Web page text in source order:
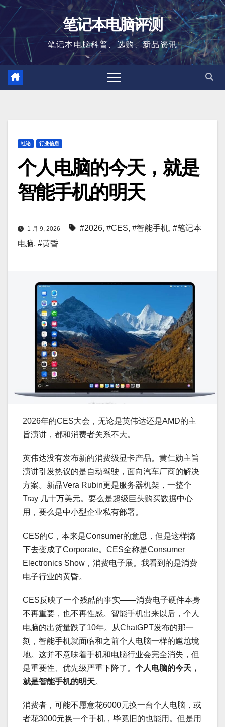
跳
至
笔记本电脑评测
笔记本电脑科普、选购、新品资讯
社论 行业信息
个人电脑的今天，就是
智能手机的明天
1 月 9, 2026 #2026, #CES, #智能手机, #笔记本
电脑, #黄昏
2026年的CES大会，无论是英伟达还是AMD的主
旨演讲，都和消费者关系不大。
英伟达没有发布新的消费级显卡产品。黄仁勋主旨
演讲引发热议的是自动驾驶，面向汽车厂商的解决
方案。新品Vera Rubin更是服务器机架，一整个
Tray 几十万美元。要么是超级巨头购买数据中心
用，要么是中小型企业私有部署。
CES的C，本来是Consumer的意思，但是这样搞
下去变成了Corporate。CES全称是Consumer
Electronics Show，消费电子展。我看到的是消费
电子行业的黄昏。
CES反映了一个残酷的事实——消费电子硬件本身
不再重要，也不再性感。智能手机出来以后，个人
电脑的出货量跌了10年。从ChatGPT发布的那一
刻，智能手机就面临和之前个人电脑一样的尴尬境
地。这并不意味着手机和电脑行业会完全消失，但
是重要性、优先级严重下降了。 个人电脑的今天，
就是智能手机的明天。
消费者，可能不愿意花6000元换一台个人电脑，或
者花3000元换一个手机，毕竟旧的也能用。但是用